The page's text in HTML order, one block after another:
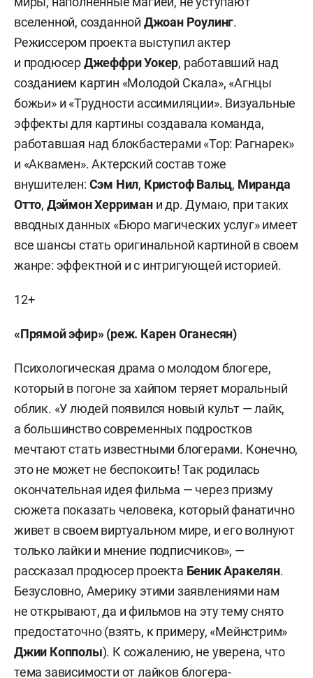
вселенной, созданной Джоан Роулинг.
Режиссером проекта выступил актер
и продюсерДжеффри Уокер, работавший над
созданием картин «Молодой Скала», «Агнцы
божьи» и «Трудности ассимиляции». Визуальные
эффекты для картины создавала команда,
работавшая над блокбастерами «Тор: Рагнарек»
и «Аквамен». Актерский состав тоже
внушителен: Сэм Нил, Кристоф Вальц, Миранда
Отто, Дэймон Херримани др. Думаю, при таких
вводных данных «Бюро магических услуг» имеет
все шансы стать оригинальной картиной в своем
жанре: эффектной и с интригующей историей.
12+
«Прямой эфир» (реж. Карен Оганесян)
Психологическая драма о молодом блогере,
который в погоне за хайпом теряет моральный
облик. «У людей появился новый культ — лайк,
а большинство современных подростков
мечтают стать известными блогерами. Конечно,
это не может не беспокоить! Так родилась
окончательная идея фильма — через призму
сюжета показать человека, который фанатично
живет в своем виртуальном мире, и его волнуют
только лайки и мнение подписчиков», —
рассказал продюсер проекта Беник Аракелян.
Безусловно, Америку этими заявлениями нам
не открывают, да и фильмов на эту тему снято
предостаточно (взять, к примеру, «Мейнстрим»
Джии Копполы). К сожалению, не уверена, что
тема зависимости от лайков блогера-